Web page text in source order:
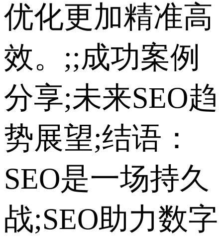
优化更加精准高
效。;;成功案例
分享;未来SEO趋
势展望;结语：
SEO是一场持久
战;SEO助力数字